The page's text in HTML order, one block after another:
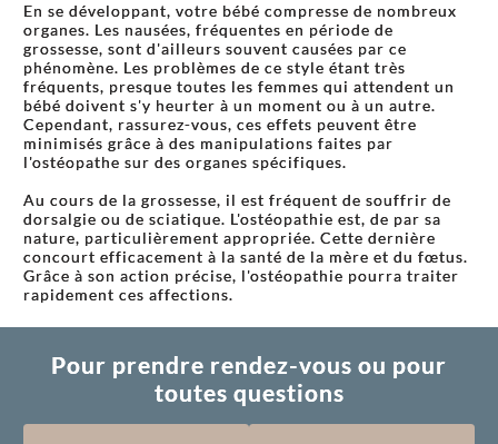
En se développant, votre bébé compresse de nombreux
organes. Les nausées, fréquentes en période de
grossesse, sont d'ailleurs souvent causées par ce
phénomène. Les problèmes de ce style étant très
fréquents, presque toutes les femmes qui attendent un
bébé doivent s'y heurter à un moment ou à un autre.
Cependant, rassurez-vous, ces effets peuvent être
minimisés grâce à des manipulations faites par
l'ostéopathe sur des organes spécifiques.
Au cours de la grossesse, il est fréquent de souffrir de
dorsalgie ou de sciatique. L'ostéopathie est, de par sa
nature, particulièrement appropriée. Cette dernière
concourt efficacement à la santé de la mère et du fœtus.
Grâce à son action précise, l'ostéopathie pourra traiter
rapidement ces affections.
Pour prendre rendez-vous ou pour
toutes questions